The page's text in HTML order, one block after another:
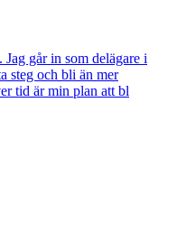
går in som delägare i
steg och bli än mer
tid är min plan att bl